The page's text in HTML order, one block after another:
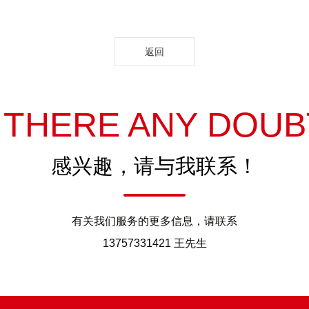
返回
ANY
感兴趣，请与我联系！
有关我们服务的更多信息，请联系
13757331421 王先生